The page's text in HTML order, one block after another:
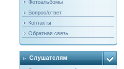
Фотоальбомы
Вопрос/ответ
Контакты
Обратная связь
Слушателям